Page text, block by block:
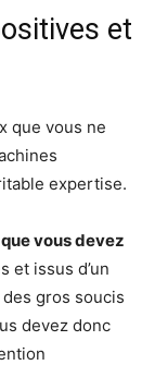
et
que vous ne
expertise.
vous devez
et issus d’un
gros soucis
devez donc